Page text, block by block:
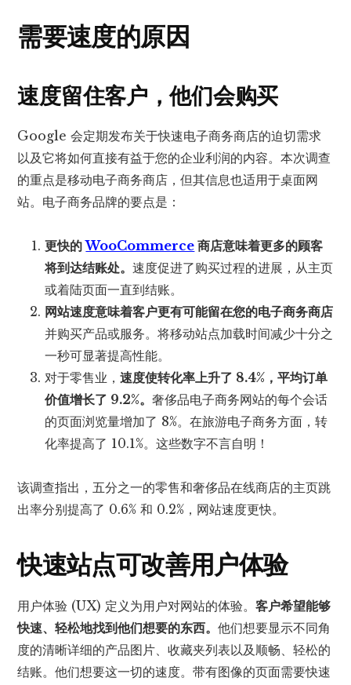
需要速度的原因
速度留住客户，他们会购买
Google 会定期发布关于快速电子商务商店的迫切需求
以及它将如何直接有益于您的企业利润的内容。本次调查
的重点是移动电子商务商店，但其信息也适用于桌面网
站。电子商务品牌的要点是：
更快的WooCommerce 商店意味着更多的顾客
将到达结账处。速度促进了购买过程的进展，从主页
或着陆页面一直到结账。
网站速度意味着客户更有可能留在您的电子商务商店
并购买产品或服务。将移动站点加载时间减少十分之
一秒可显著提高性能。
对于零售业，速度使转化率上升了 8.4%，平均订单
价值增长了 9.2%。奢侈品电子商务网站的每个会话
的页面浏览量增加了 8%。在旅游电子商务方面，转
化率提高了 10.1%。这些数字不言自明！
该调查指出，五分之一的零售和奢侈品在线商店的主页跳
出率分别提高了 0.6% 和 0.2%，网站速度更快。
快速站点可改善用户体验
用户体验 (UX) 定义为用户对网站的体验。客户希望能够
快速、轻松地找到他们想要的东西。他们想要显示不同角
度的清晰详细的产品图片、收藏夹列表以及顺畅、轻松的
结账。他们想要这一切的速度。带有图像的页面需要快速